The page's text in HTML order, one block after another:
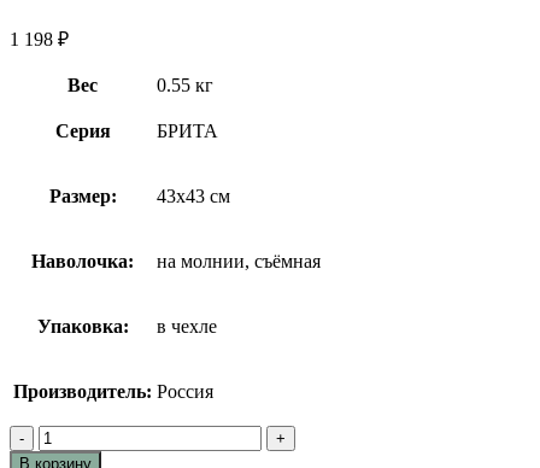
1 198 ₽
Вес 0.55 кг
Серия БРИТА
Размер: 43х43 см
Наволочка: на молнии, съёмная
Упаковка: в чехле
Производитель: Россия
Количество
товара
В корзину